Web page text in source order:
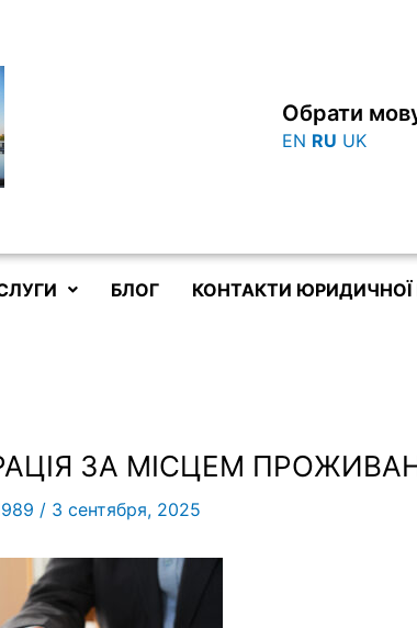
Обрати
EN RU UK
БЛОГ КОНТАКТИ ЮРИДИЧНОЇ
ЗА МІСЦЕМ
/ 3 сентября, 2025